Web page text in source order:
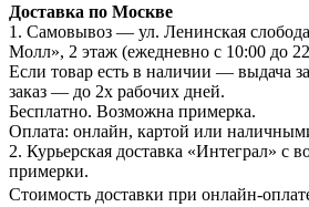
Доставка по Москве
1. Самовывоз — ул. Ленинская
Молл», 2 этаж (ежедневно с 10:00 до
Если товар есть в наличии — выдача
заказ — до 2х рабочих дней.
Бесплатно. Возможна примерка.
Оплата: онлайн, картой или
2. Курьерская доставка «Интеграл» с
примерки.
Стоимость доставки при онлайн-